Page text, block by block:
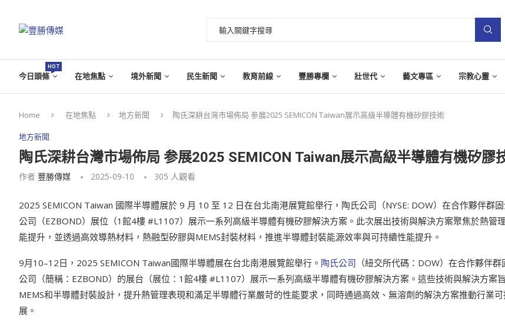
今日頭條
HOT
在地焦點 境外新聞 民生新聞 教育前線 豐勝專欄 壯世代 藝文專區 宗教心靈
Home 在地焦點 地方新聞 陶氏深耕台灣市場佈局 参展2025 SEMICON Taiwan展示高級半導體有機矽膠技術
地方新聞
陶氏深耕台灣市場佈局 参展2025 SEMICON Taiwan展示高級半導體有機矽膠
作者 豐勝傳媒 2025-09-10 305 人觀看
2025 SEMICON Taiwan 國際半導體展於 9 月 10 至 12 日在台北南港展覽館舉行，陶氏公司（NYSE: DOW）在合作夥伴群
公司（EZBOND）展位（1館4樓 #L1107）展示一系列高級半導體有機矽膠解決方案。此次展出技術與解決方案聚焦於熱管
能提升，並透過高效導熱材料，熱融型矽膠與MEMS封裝材料，推進半導體封裝能源效率與可持續性能提升。
9月10–12日，2025 SEMICON Taiwan國際半導體展在台北南港展覽館舉行。 陶氏公司 （紐交所代碼：DOW）在合作夥伴
公司（簡稱：EZBOND）的展台（展位：1館4樓 #L1107）展示一系列高級半導體有機矽膠解決方案。這些技術與解決方案
MEMS和半導體封裝設計，提升熱管理表現和滿足半導體行業嚴苛的性能要求，同時通過高效、無溶劑的解決方案推動行業
展。